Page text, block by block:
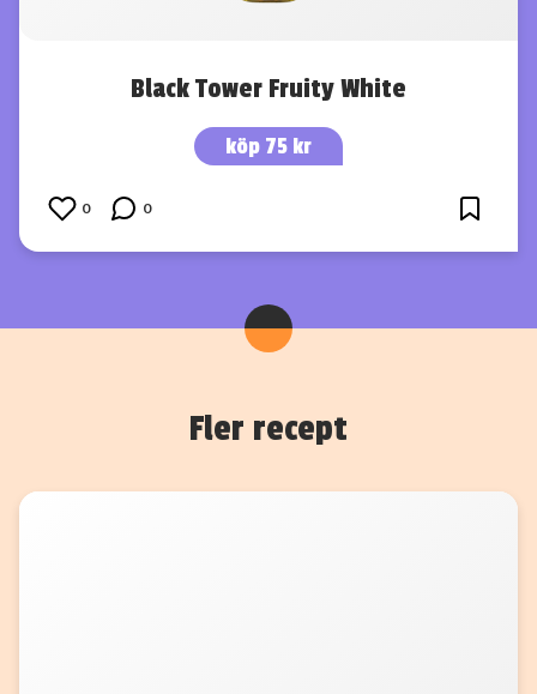
Black Tower Fruity White
köp 75 kr
0 0
Fler recept